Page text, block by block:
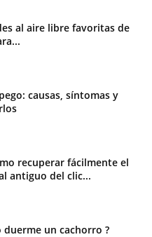
al aire libre favoritas de
causas, síntomas y
recuperar fácilmente el
antiguo del clic...
duerme un cachorro ?